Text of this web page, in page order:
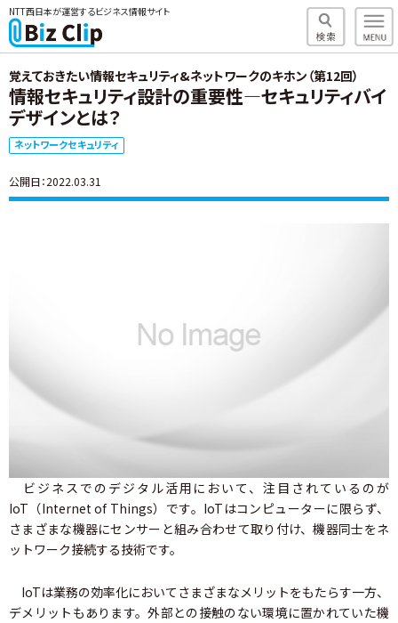
NTT西日本が運営するビジネス情報サイト
覚えておきたい情報セキュリティ&ネットワークのキホン（第12回）
情報セキュリティ設計の重要性―セキュリティバイ
デザインとは？
ネットワークセキュリティ
公開日：2022.03.31
ビジネスでのデジタル活用において、注目されているのが
IoT（Internet of Things）です。IoTはコンピューターに限らず、
さまざまな機器にセンサーと組み合わせて取り付け、機器同士をネ
ットワーク接続する技術です。
IoTは業務の効率化においてさまざまなメリットをもたらす一方、
デメリットもあります。外部との接触のない環境に置かれていた機